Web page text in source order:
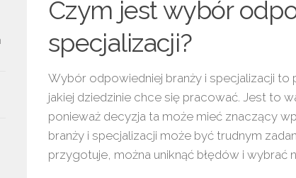
Czym jest wybór
specjalizacji?
Wybór odpowiedniej branży i specjalizacji
jakiej dziedzinie chce się pracować. Jest to
ponieważ decyzja ta może mieć znaczący
branży i specjalizacji może być trudnym
przygotuje, można uniknąć błędów i wybrać